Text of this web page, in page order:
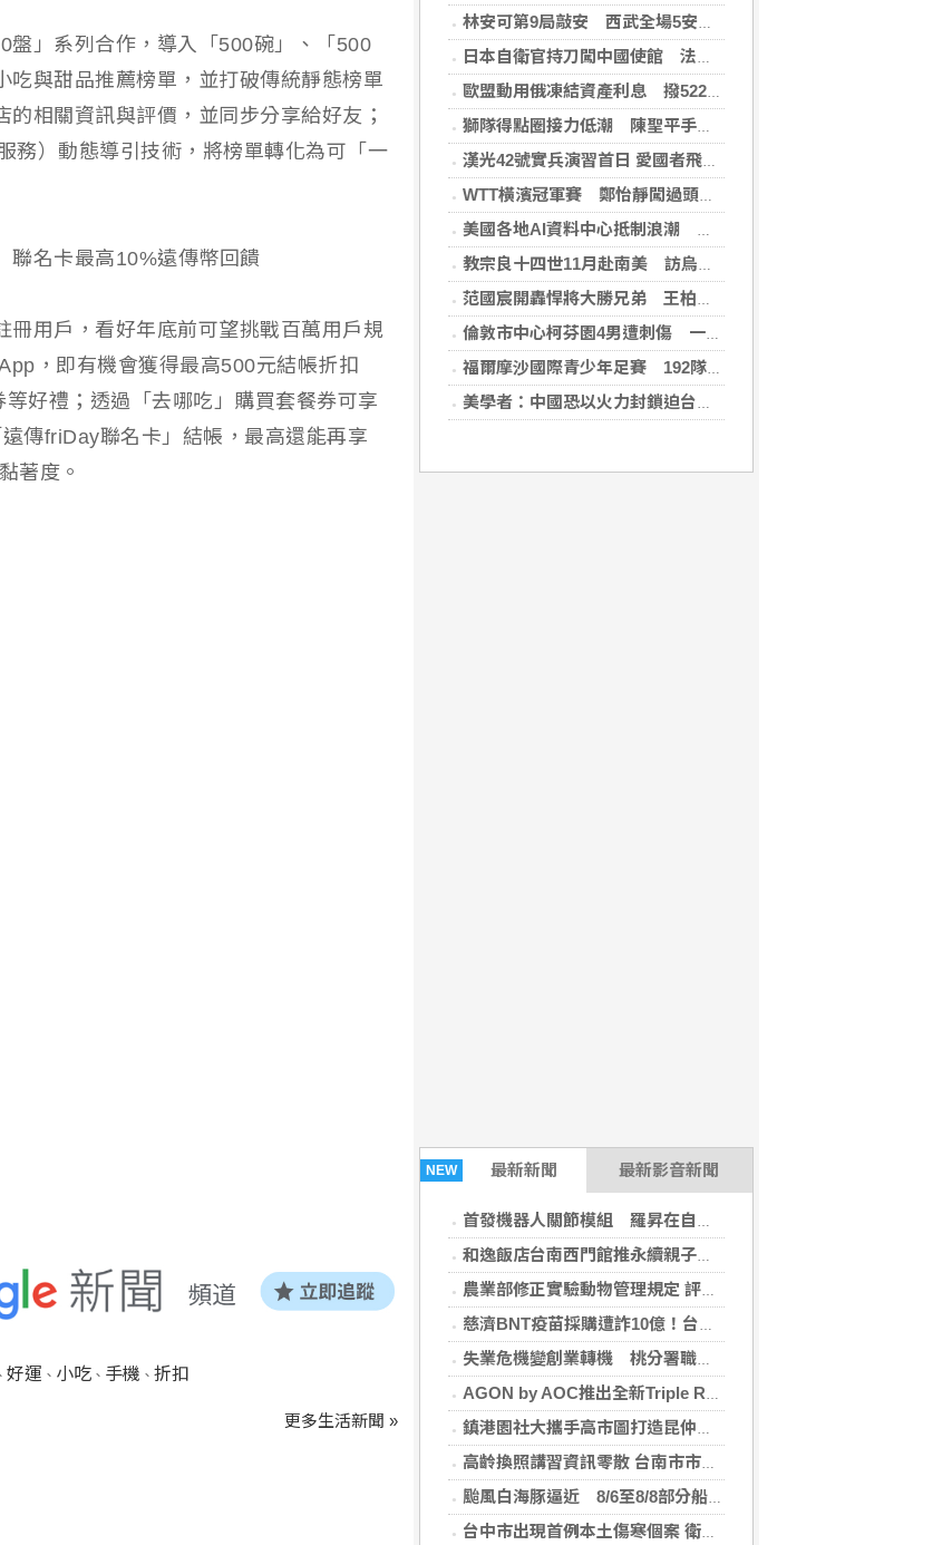
林安可第9局敲安 西武全場5安遭羅德完封
日本自衛官持刀闖中國使館 法庭上稱促中國改變外交
歐盟動用俄凍結資產利息 撥522億元援助烏克蘭
獅隊得點圈接力低潮 陳聖平手感冷到結霜
漢光42號實兵演習首日 愛國者飛彈車高雄罕見現蹤
WTT橫濱冠軍賽 鄭怡靜闖過頭關晉女單16強
美國各地AI資料中心抵制浪潮 川普指控北京煽動
教宗良十四世11月赴南美 訪烏拉圭、阿根廷和秘魯
范國宸開轟悍將大勝兄弟 王柏融再見安雄鷹擒猿
倫敦市中心柯芬園4男遭刺傷 一女涉持械攻擊被捕
福爾摩沙國際青少年足賽 192隊參賽規模創新高
美學者：中國恐以火力封鎖迫台屈服 降低國際介入可能
NEW 最新新聞 最新影音新聞
首發機器人關節模組 羅昇在自動化展布局機器人與精密傳動市場
和逸飯店台南西門館推永續親子旅遊 酪梨農遊、府城走讀寓教於樂
農業部修正實驗動物管理規定 評核較差機構改善前不得核可新動物實驗
慈濟BNT疫苗採購遭詐10億！台中檢起訴17人 基金會發聲了
失業危機變創業轉機 桃分署職訓助紡織廠基層員工逆轉成老闆
AGON by AOC推出全新Triple Refresh Rate電競顯示器
鎮港園社大攜手高市圖打造昆仲公園閱讀基地 老宿舍變身生活實驗室
高齡換照講習資訊零散 台南市市議員陳怡珍籲建常態化公告平台縮資訊落差
颱風白海豚逼近 8/6至8/8部分船班異動
台中市出現首例本土傷寒個案 衛生局籲落實勤洗手
盤」系列合作，導入「500碗」、「500
與甜品推薦榜單，並打破傳統靜態榜單
相關資訊與評價，並同步分享給好友；
務）動態導引技術，將榜單轉化為可「一
名卡最高10%遠傳幣回饋
冊用戶，看好年底前可望挑戰百萬用戶規
，即有機會獲得最高500元結帳折扣
好禮；透過「去哪吃」購買套餐券可享
傳friDay聯名卡」結帳，最高還能再享
著度。
好運 、 小吃、 手機 、 折扣
更多生活新聞 »